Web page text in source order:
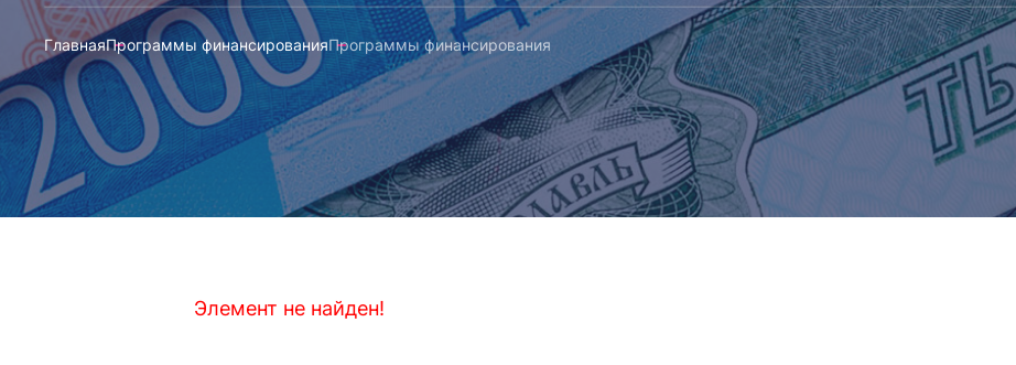
ГлавнаяПрограммы финансированияПрограммы финансирования
Элемент не найден!